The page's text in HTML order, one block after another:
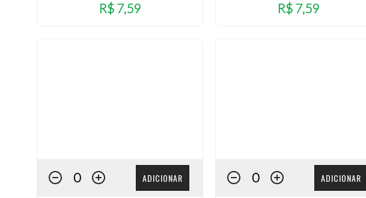
R$ 7,59 R$ 7,59
ADICIONAR ADICIONAR